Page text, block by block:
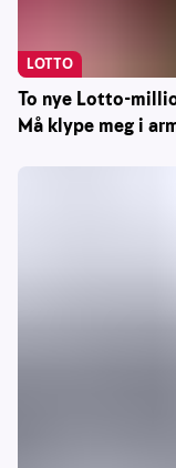
To nye Lotto-
Må klype meg i
LOTTO